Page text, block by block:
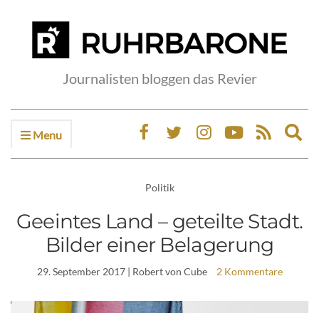
Journalisten bloggen das Revier
Menu
Politik
Geeintes Land – geteilte Stadt.
Bilder einer Belagerung
29. September 2017| Robert von Cube 2 Kommentare